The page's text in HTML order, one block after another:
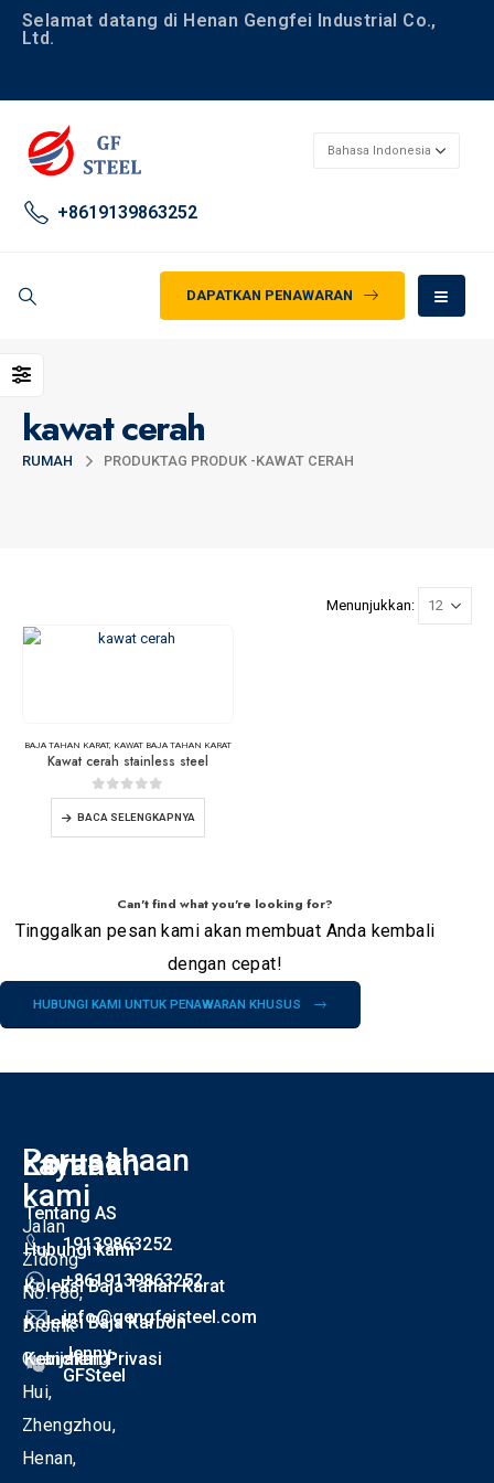
Selamat datang di Henan Gengfei Industrial Co.,
Ltd.
+8619139863252
DAPATKAN PENAWARAN
kawat cerah
RUMAH PRODUKTAG PRODUK -KAWAT CERAH
Menunjukkan:
BAJA TAHAN KARAT, KAWAT BAJA TAHAN KARAT
Kawat cerah stainless steel
0dari 5
BACA SELENGKAPNYA
Can't find what you're looking for?
Tinggalkan pesan kami akan membuat Anda kembali
dengan cepat!
HUBUNGI KAMI UNTUK PENAWARAN KHUSUS
Perusahaan
Jalan
Zidong
No.186,
Distrik
Guancheng
Hui,
Zhengzhou,
Henan,
Kontak
kami
19139863252
+8619139863252
info@gengfeisteel.com
Jenny-
GFSteel
Layanan
Tentang AS
Hubungi kami
Koleksi Baja Tahan Karat
Koleksi Baja Karbon
Kebijakan Privasi